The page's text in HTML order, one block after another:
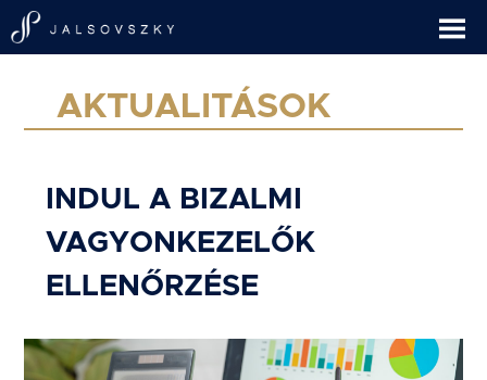
AKTUALITÁSOK
INDUL A BIZALMI
VAGYONKEZELŐK
ELLENŐRZÉSE